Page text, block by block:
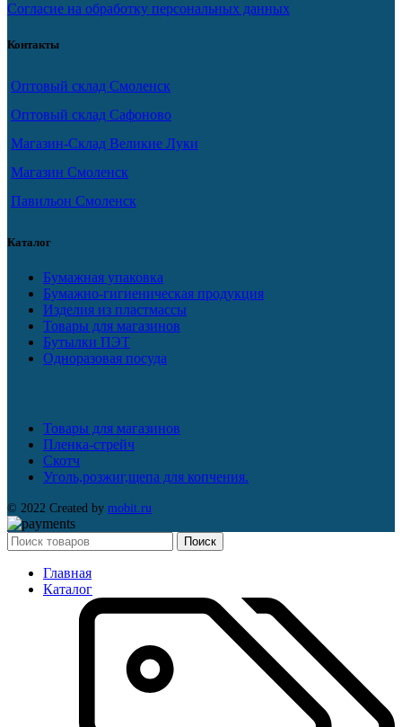
Согласие на обработку персональных данных
Контакты
Оптовый склад Смоленск
Оптовый склад Сафоново
Магазин-Склад Великие Луки
Магазин Смоленск
Павильон Смоленск
Каталог
Бумажная упаковка
Бумажно-гигиеническая продукция
Изделия из пластмассы
Товары для магазинов
Бутылки ПЭТ
Одноразовая посуда
Товары для магазинов
Пленка-стрейч
Скотч
Уголь,розжиг,щепа для копчения.
© 2022 Created by mobit.ru
Поиск
Главная
Каталог